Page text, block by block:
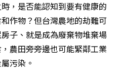
，是否能認知到要有健康的
作物？但台灣農地的劫難可
子、就是成為廢棄物堆棄場
農田旁旁邊也可能緊鄰工業
污染。